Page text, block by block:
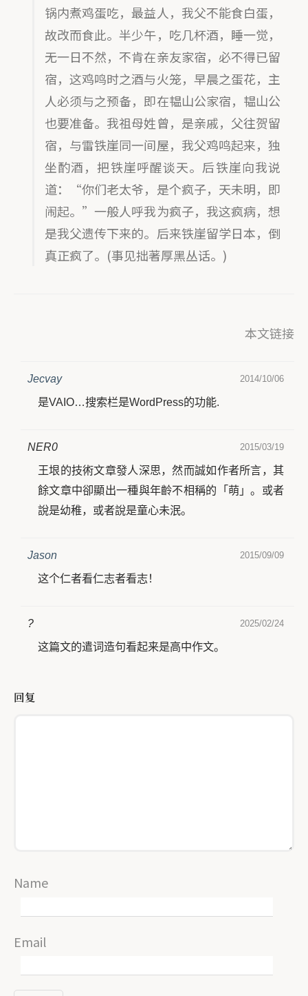
锅内煮鸡蛋吃，最益人，我父不能食白蛋，
故改而食此。半少午，吃几杯酒，睡一觉，
无一日不然，不肯在亲友家宿，必不得已留
宿，这鸡鸣时之酒与火笼，早晨之蛋花，主
人必须与之预备，即在韫山公家宿，韫山公
也要准备。我祖母姓曾，是亲戚，父往贺留
宿，与雷铁崖同一间屋，我父鸡鸣起来，独
坐酌酒，把铁崖呼醒谈天。后铁崖向我说
道：“你们老太爷，是个疯子，天未明，即
闹起。”一般人呼我为疯子，我这疯病，想
是我父遗传下来的。后来铁崖留学日本，倒
真正疯了。(事见拙著厚黑丛话。)
本文链接
Jecvay 2014/10/06
是VAIO…搜索栏是WordPress的功能.
NER0 2015/03/19
王垠的技術文章發人深思，然而誠如作者所言，其
餘文章中卻顯出一種與年齡不相稱的「萌」。或者
說是幼稚，或者說是童心未泯。
Jason 2015/09/09
这个仁者看仁志者看志！
? 2025/02/24
这篇文的遣词造句看起来是高中作文。
回复
Name
Email